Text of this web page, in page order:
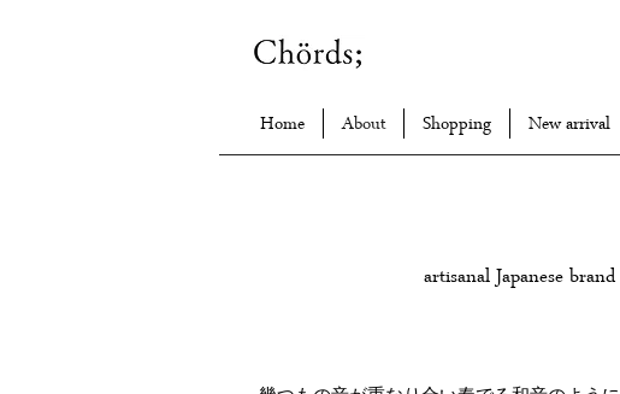
Home About Shopping New arrival
artisanal Japanese